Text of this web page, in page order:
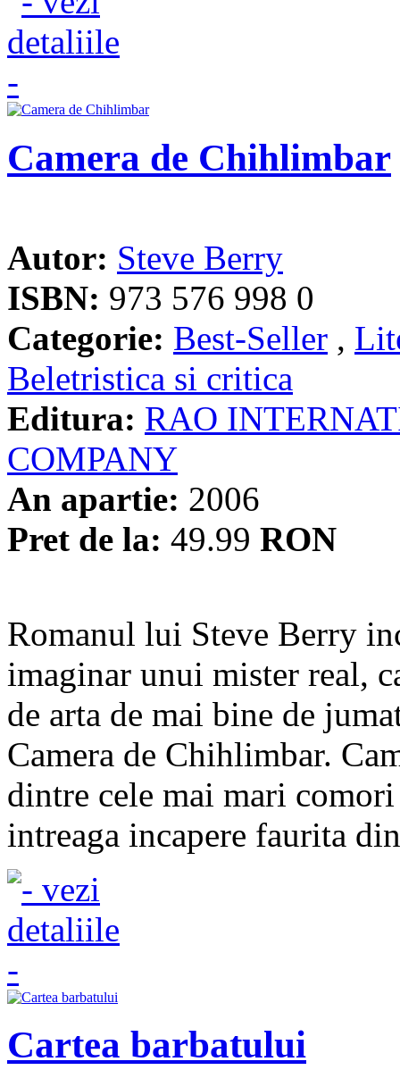
Camera de Chihlimbar
Autor: Steve Berry
ISBN: 973 576 998 0
Categorie: Best-Seller ,
Beletristica si critica
Editura: RAO
COMPANY
An apartie: 2006
Pret de la: 49.99 RON
Romanul lui Steve Berry
imaginar unui mister real,
de arta de mai bine de
Camera de Chihlimbar.
dintre cele mai mari
intreaga incapere faurita
Cartea barbatului